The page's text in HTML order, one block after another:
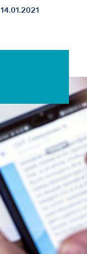
14.01.2021